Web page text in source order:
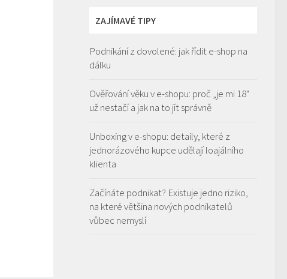
ZAJÍMAVÉ TIPY
Podnikání z dovolené: jak řídit e-shop na
dálku
Ověřování věku v e-shopu: proč „je mi 18“
už nestačí a jak na to jít správně
Unboxing v e-shopu: detaily, které z
jednorázového kupce udělají loajálního
klienta
Začínáte podnikat? Existuje jedno riziko,
na které většina nových podnikatelů
vůbec nemyslí